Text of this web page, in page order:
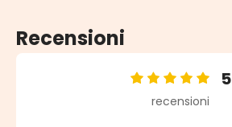
Recensioni
Valutazione media di 5 su 5 stelle
5
recensioni